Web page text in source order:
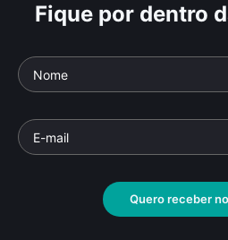
Fique por dentro
Quero receber